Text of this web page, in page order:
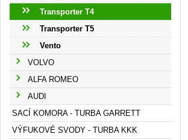
Transporter T4
Transporter T5
Vento
VOLVO
ALFA ROMEO
AUDI
SACÍ KOMORA - TURBA GARRETT
VÝFUKOVÉ SVODY - TURBA KKK